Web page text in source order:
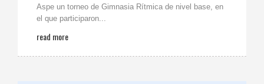
Aspe un torneo de Gimnasia Rítmica de nivel base, en
el que participaron...
read more